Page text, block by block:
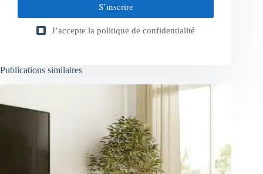
S’inscrire
J’accepte la politique de confidentialité
Publications similaires